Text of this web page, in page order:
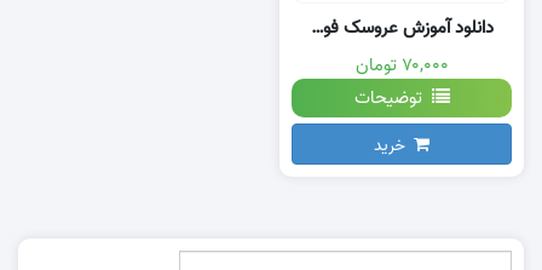
دانلود آموزش عروسک فومی با الگو
۷۰,۰۰۰ تومان
توضیحات
خرید